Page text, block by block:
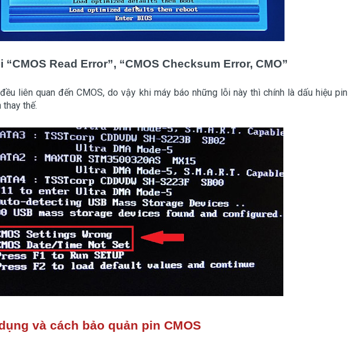
Read Error”, “CMOS Checksum Error, CMO”
liên quan đến CMOS, do vậy khi máy báo những lỗi này thì chính là dấu hiệu pin
thay thế.
và cách bảo quản pin CMOS